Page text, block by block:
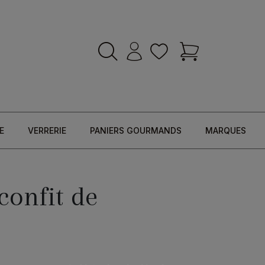
VERRERIE PANIERS GOURMANDS MARQUES
de